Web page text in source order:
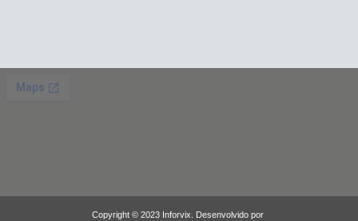
Copyright © 2023 Inforvix. Desenvolvido por